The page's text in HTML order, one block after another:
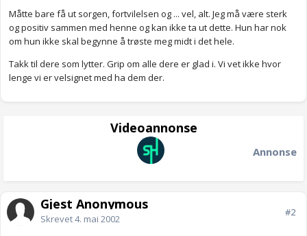
Måtte bare få ut sorgen, fortvilelsen og ... vel, alt. Jeg må være sterk
og positiv sammen med henne og kan ikke ta ut dette. Hun har nok
om hun ikke skal begynne å trøste meg midt i det hele.
Takk til dere som lytter. Grip om alle dere er glad i. Vi vet ikke hvor
lenge vi er velsignet med ha dem der.
Videoannonse
Annonse
Gjest Anonymous
Skrevet4. mai 2002
#2